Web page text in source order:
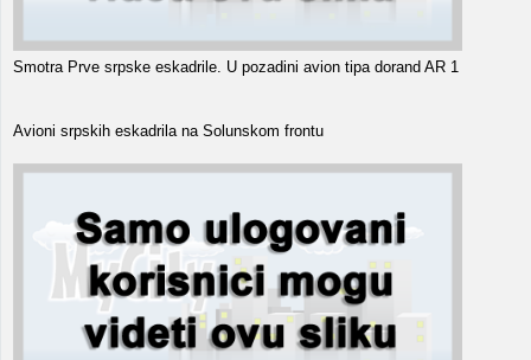
Smotra Prve srpske eskadrile. U pozadini avion tipa dorand AR 1
Avioni srpskih eskadrila na Solunskom frontu